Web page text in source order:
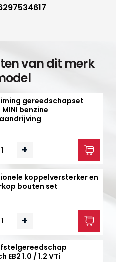
van dit merk
gereedschapset
MINI benzine
+
koppelversterker en
bouten set
+
EB2 1.0 / 1.2 VTi